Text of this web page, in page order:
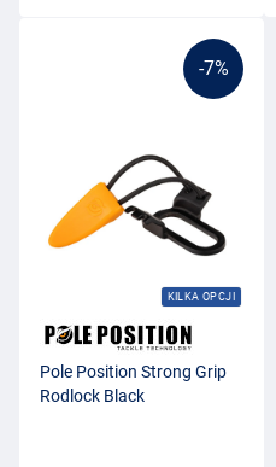
-7%
KILKA OPCJI
Pole Position Strong Grip
Rodlock Black